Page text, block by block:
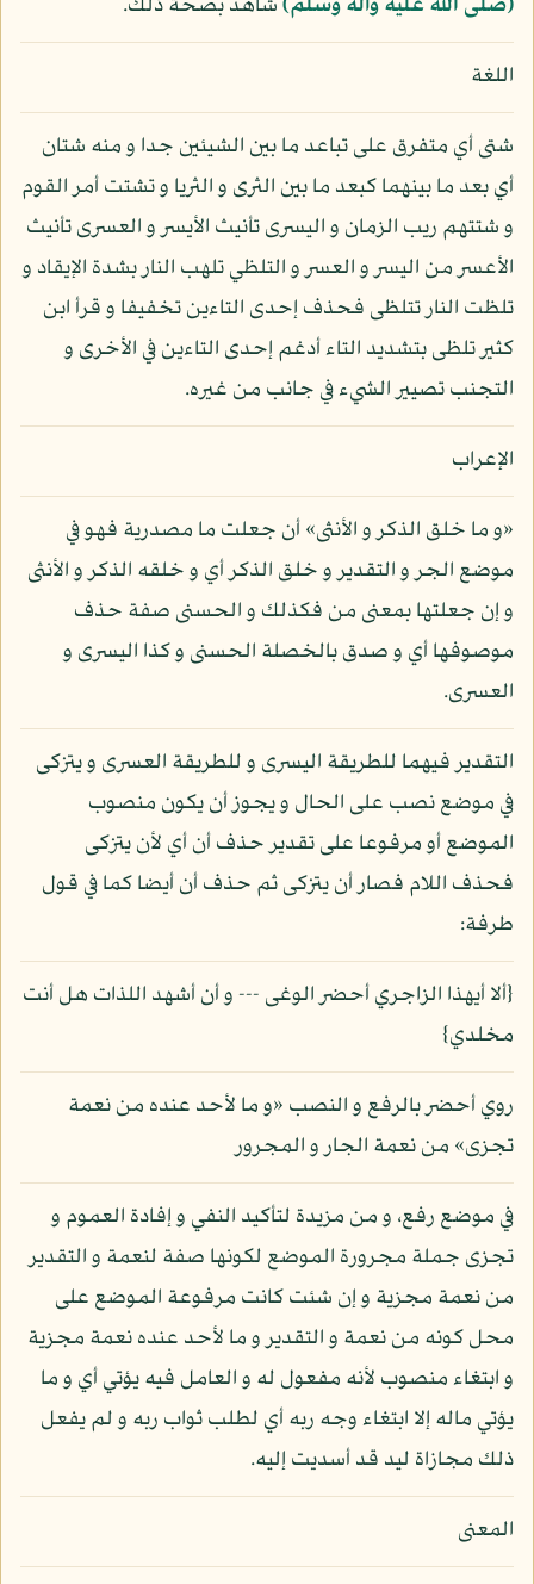
(صلى الله عليه وآله وسلم)شاهد بصحة ذلك.
اللغة
شتى أي متفرق على تباعد ما بين الشيئين جدا و منه شتان
أي بعد ما بينهما كبعد ما بين الثرى و الثريا و تشتت أمر القوم
و شتتهم ريب الزمان و اليسرى تأنيث الأيسر و العسرى تأنيث
الأعسر من اليسر و العسر و التلظي تلهب النار بشدة الإيقاد و
تلظت النار تتلظى فحذف إحدى التاءين تخفيفا و قرأ ابن
كثير تلظى بتشديد التاء أدغم إحدى التاءين في الأخرى و
التجنب تصيير الشيء في جانب من غيره.
الإعراب
«و ما خلق الذكر و الأنثى» أن جعلت ما مصدرية فهو في
موضع الجر و التقدير و خلق الذكر أي و خلقه الذكر و الأنثى
و إن جعلتها بمعنى من فكذلك و الحسنى صفة حذف
موصوفها أي و صدق بالخصلة الحسنى و كذا اليسرى و
العسرى.
التقدير فيهما للطريقة اليسرى و للطريقة العسرى و يتزكى
في موضع نصب على الحال و يجوز أن يكون منصوب
الموضع أو مرفوعا على تقدير حذف أن أي لأن يتزكى
فحذف اللام فصار أن يتزكى ثم حذف أن أيضا كما في قول
طرفة:
{ألا أيهذا الزاجري أحضر الوغى --- و أن أشهد اللذات هل أنت
مخلدي}
روي أحضر بالرفع و النصب «و ما لأحد عنده من نعمة
تجزى» من نعمة الجار و المجرور
في موضع رفع، و من مزيدة لتأكيد النفي و إفادة العموم و
تجزى جملة مجرورة الموضع لكونها صفة لنعمة و التقدير
من نعمة مجزية و إن شئت كانت مرفوعة الموضع على
محل كونه من نعمة و التقدير و ما لأحد عنده نعمة مجزية
و ابتغاء منصوب لأنه مفعول له و العامل فيه يؤتي أي و ما
يؤتي ماله إلا ابتغاء وجه ربه أي لطلب ثواب ربه و لم يفعل
ذلك مجازاة ليد قد أسديت إليه.
المعنى